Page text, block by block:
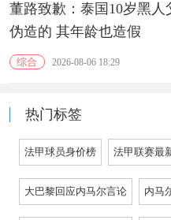
董路致歉：泰国10岁黑人
伪造的 其年龄也造假
综合 2026-08-06 18:29
热门标签
法甲球员身价榜 法甲联赛最
大巴黎回应内马尔言论 内马